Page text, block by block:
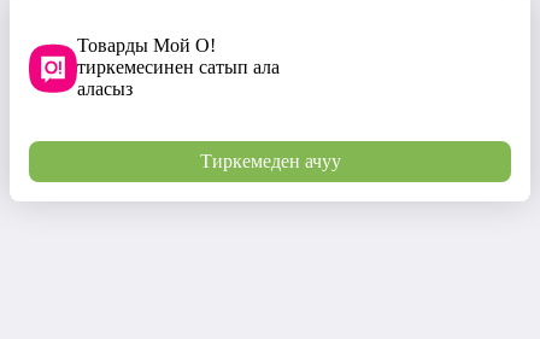
Товарды Мой О!
тиркемесинен сатып ала
аласыз
Тиркемеден ачуу